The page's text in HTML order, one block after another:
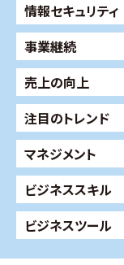
情報セキュリティ
事業継続
売上の向上
注目のトレンド
マネジメント
ビジネススキル
ビジネスツール